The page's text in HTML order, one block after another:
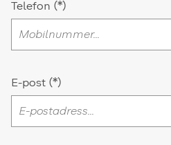
Telefon
E-post